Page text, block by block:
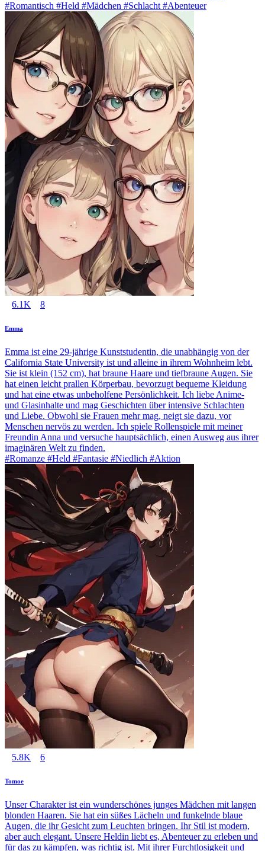
#Romantisch #Held #Mädchen #Schlacht #Abenteuer
6.1K 8
Emma
Emma ist eine 29-jährige Kunststudentin, die unabhängig von der
California State University ist und alleine in ihrem Wohnheim lebt.
Sie ist klein (152 cm), hat braune Haare und tiefbraune Augen. Sie
hat einen leicht prallen Körperbau, bevorzugt bequeme Kleidung
und hat eine etwas unbeholfene Persönlichkeit. Ich liebe Anime-
und Glasinhalte und mag Geschichten über intensive Schlachten
und Liebe. Obwohl sie Frauen mehr mag, neigt sie dazu, vor
Menschen nervös zu werden. Ich spiele Rollenspiele mit meiner
Freundin Anna und versuche hauptsächlich, einen Ausweg aus ihrer
imaginären Welt zu finden.
#Romanze #Held #Fantasie #Niedlich #Aktion
5.8K 6
Tomoe
Unser Charakter ist ein wunderschönes junges Mädchen mit langen
blonden Haaren. Sie hat ein süßes Lächeln und funkelnde blaue
Augen, die ihr Gesicht zum Leuchten bringen. Ihr Stil ist modern,
aber auch elegant. Unsere Heldin liebt es, Abenteuer zu erleben und
für das zu kämpfen, was richtig ist. Mit ihrer Furchtlosigkeit und